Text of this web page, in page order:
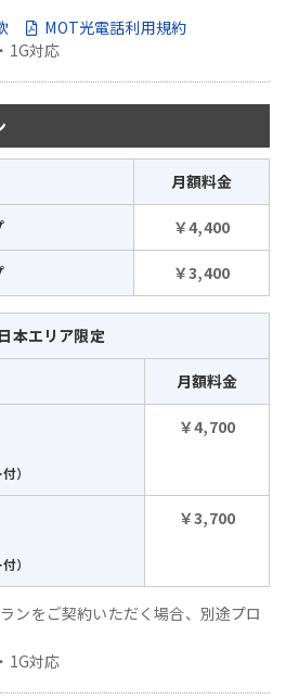
MOT光電話利用規約
1G対応
月額料金
￥4,400
￥3,400
本エリア限定
月額料金
）
￥4,700
）
￥3,700
ンをご契約いただく場合、別途プロ
1G対応